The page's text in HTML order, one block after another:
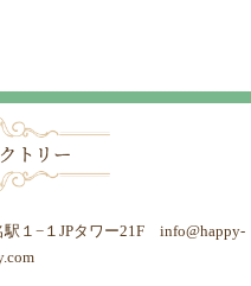
１−１JPタワー21F info@happy-